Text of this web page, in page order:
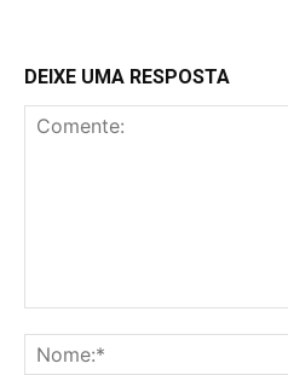
Etiam est nibh, lobortis sit
DEIXE UMA RESPOSTA